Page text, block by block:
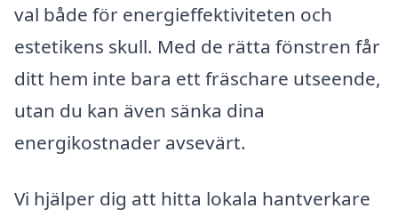
val både för energieffektiviteten och
estetikens skull. Med de rätta fönstren får
ditt hem inte bara ett fräschare utseende,
utan du kan även sänka dina
energikostnader avsevärt.
Vi hjälper dig att hitta lokala hantverkare